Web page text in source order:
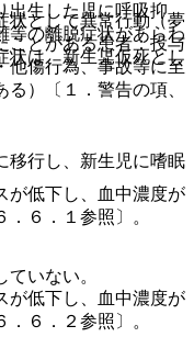
出生した児に呼吸抑
等の離脱症状があらわ
状は、新生児仮死とし
移行し、新生児に嗜眠
いない。
として異常行動（夢
ことがある患者：投与
他傷行為、事故等に至
）〔１．警告の項、
が低下し、血中濃度が
．６．１参照〕。
が低下し、血中濃度が
６．２参照〕。